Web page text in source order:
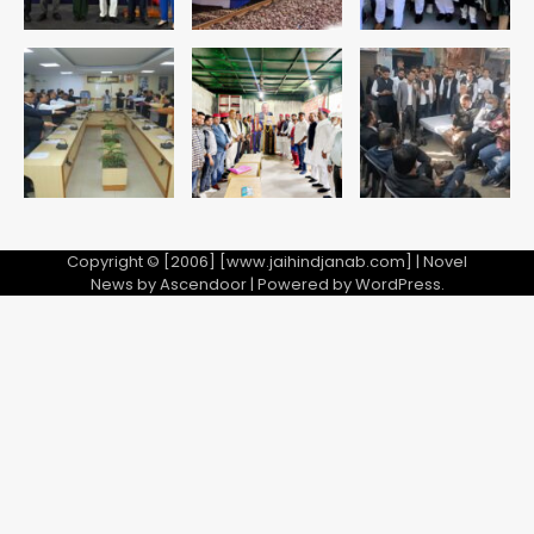
5 Team JHJ
Copyright © [2006] [www.jaihindjanab.com] | Novel
News byAscendoor| Powered byWordPress.